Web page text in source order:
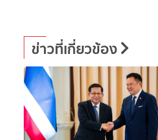
ข่าวที่เกี่ยวข้อง